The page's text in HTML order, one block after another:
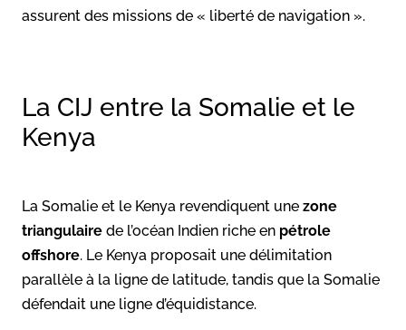
assurent des missions de « liberté de navigation ».
La CIJ entre la Somalie et le
Kenya
La Somalie et le Kenya revendiquent une zone
triangulaire de l’océan Indien riche en pétrole
offshore. Le Kenya proposait une délimitation
parallèle à la ligne de latitude, tandis que la Somalie
défendait une ligne d’équidistance.